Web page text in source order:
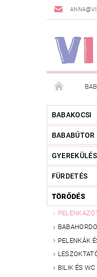
DOGSPACE
BABAKOCSI
BABABÚTOR
FÜRDETÉS
TÖRŐDÉS
PELENKÁK
BILIK ÉS